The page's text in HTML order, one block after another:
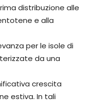
distribuzione alle
e alla
per le isole di
da una
crescita
estiva. In tali